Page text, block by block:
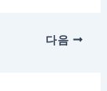
다음